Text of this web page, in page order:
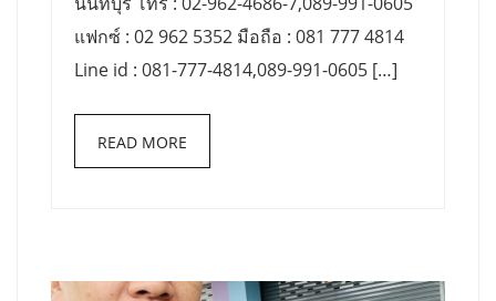
แฟกซ์ : 02 962 5352 มือถือ : 081 777 4814
Line id : 081-777-4814,089-991-0605 […]
READ MORE